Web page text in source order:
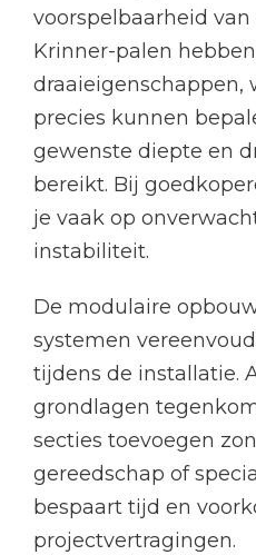
voorspelbaarheid
Krinner-palen
draaieigenschappen,
precies kunnen
gewenste diepte en
bereikt. Bij
je vaak op
instabiliteit.
De modulaire
systemen
tijdens de installatie.
grondlagen
secties toevoegen
gereedschap of
bespaart tijd en
projectvertragingen.